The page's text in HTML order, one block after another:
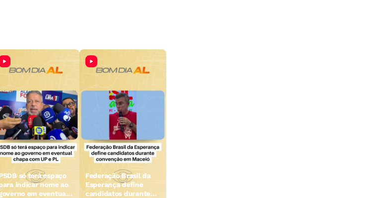
só terá espaço
indicar nome ao
em eventual
Federação Brasil da
Esperança define
candidatos durante